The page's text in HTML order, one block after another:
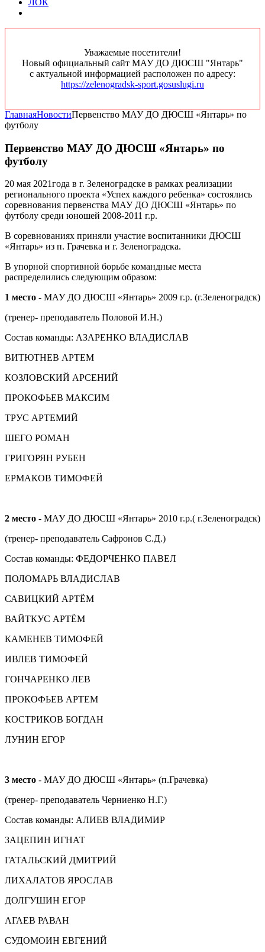
Уважаемые посетители!
Новый официальный сайт МАУ ДО ДЮСШ "Янтарь"
с актуальной информацией расположен по адресу:
https://zelenogradsk-sport.gosuslugi.ru
ГлавнаяНовостиПервенство МАУ ДО ДЮСШ «Янтарь» по
футболу
Первенство МАУ ДО ДЮСШ «Янтарь» по
футболу
20 мая 2021года в г. Зеленоградске в рамках реализации
регионального проекта «Успех каждого ребенка» состоялись
соревнования первенства МАУ ДО ДЮСШ «Янтарь» по
футболу среди юношей 2008-2011 г.р.
В соревнованиях приняли участие воспитанники ДЮСШ
«Янтарь» из п. Грачевка и г. Зеленоградска.
В упорной спортивной борьбе командные места
распределились следующим образом:
1 место - МАУ ДО ДЮСШ «Янтарь» 2009 г.р. (г.Зеленоградск)
(тренер- преподаватель Половой И.Н.)
Состав команды: АЗАРЕНКО ВЛАДИСЛАВ
ВИТЮТНЕВ АРТЕМ
КОЗЛОВСКИЙ АРСЕНИЙ
ПРОКОФЬЕВ МАКСИМ
ТРУС АРТЕМИЙ
ШЕГО РОМАН
ГРИГОРЯН РУБЕН
ЕРМАКОВ ТИМОФЕЙ
2 место - МАУ ДО ДЮСШ «Янтарь» 2010 г.р.( г.Зеленоградск)
(тренер- преподаватель Сафронов С.Д.)
Состав команды: ФЕДОРЧЕНКО ПАВЕЛ
ПОЛОМАРЬ ВЛАДИСЛАВ
САВИЦКИЙ АРТЁМ
ВАЙТКУС АРТЁМ
КАМЕНЕВ ТИМОФЕЙ
ИВЛЕВ ТИМОФЕЙ
ГОНЧАРЕНКО ЛЕВ
ПРОКОФЬЕВ АРТЕМ
КОСТРИКОВ БОГДАН
ЛУНИН ЕГОР
3 место - МАУ ДО ДЮСШ «Янтарь» (п.Грачевка)
(тренер- преподаватель Черниенко Н.Г.)
Состав команды: АЛИЕВ ВЛАДИМИР
ЗАЦЕПИН ИГНАТ
ГАТАЛЬСКИЙ ДМИТРИЙ
ЛИХАЛАТОВ ЯРОСЛАВ
ДОЛГУШИН ЕГОР
АГАЕВ РАВАН
СУДОМОИН ЕВГЕНИЙ